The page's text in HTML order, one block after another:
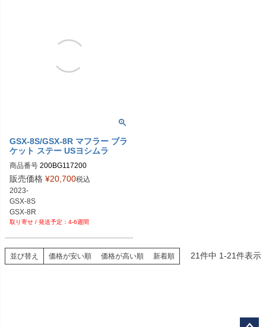
GSX-8S/GSX-8R マフラー ブラ
ケット ステー USヨシムラ
商品番号 200BG117200
販売価格 ¥20,700税込
2023-
GSX-8S
GSX-8R
4-6週間
並び替え 価格が安い順 価格が高い順 新着順 21件中 1-21件表示